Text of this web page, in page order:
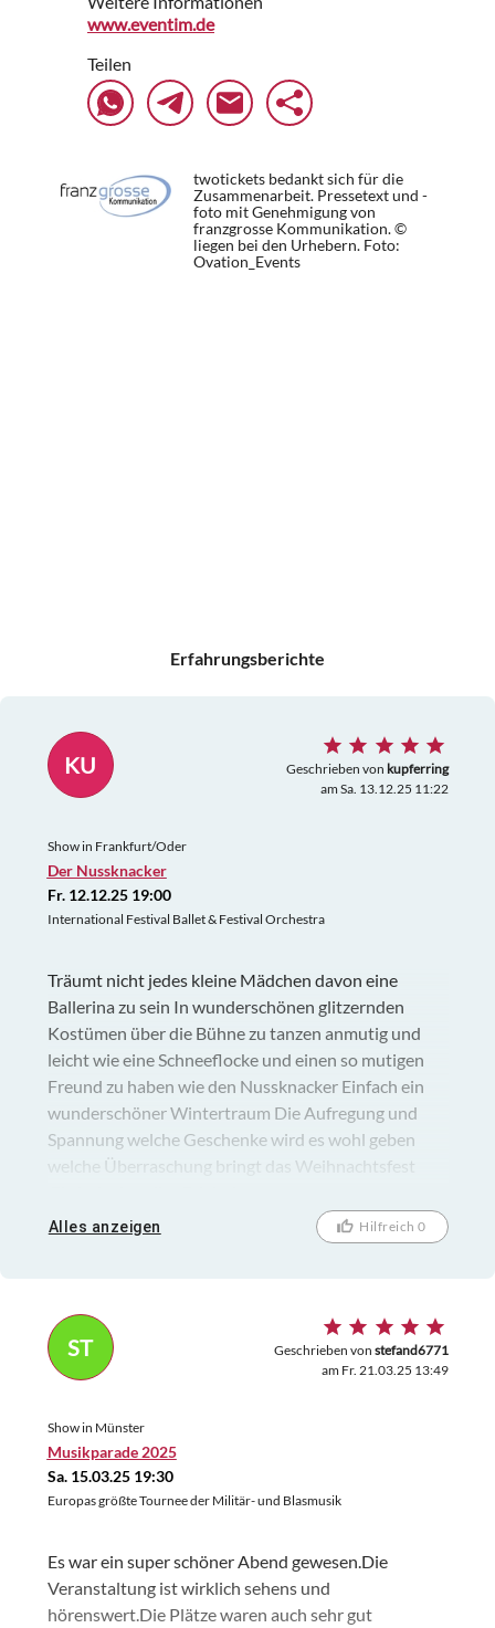
www.eventim.de
Teilen
twotickets bedankt sich für die
Zusammenarbeit. Pressetext und -
foto mit Genehmigung von
franzgrosse Kommunikation. ©
liegen bei den Urhebern. Foto:
Ovation_Events
Erfahrungsberichte
KU Geschrieben von kupferring
am Sa. 13.12.25 11:22
Show in Frankfurt/Oder
Der Nussknacker
Fr. 12.12.25 19:00
International Festival Ballet & Festival Orchestra
Träumt nicht jedes kleine Mädchen davon eine
Ballerina zu sein In wunderschönen glitzernden
Kostümen über die Bühne zu tanzen anmutig und
leicht wie eine Schneeflocke und einen so mutigen
Freund zu haben wie den Nussknacker Einfach ein
wunderschöner Wintertraum Die Aufregung und
Spannung welche Geschenke wird es wohl geben
welche Überraschung bringt das Weihnachtsfest
Alles anzeigen Hilfreich 0
ST Geschrieben von stefand6771
am Fr. 21.03.25 13:49
Show in Münster
Musikparade 2025
Sa. 15.03.25 19:30
Europas größte Tournee der Militär- und Blasmusik
Es war ein super schöner Abend gewesen.Die
Veranstaltung ist wirklich sehens und
hörenswert.Die Plätze waren auch sehr gut